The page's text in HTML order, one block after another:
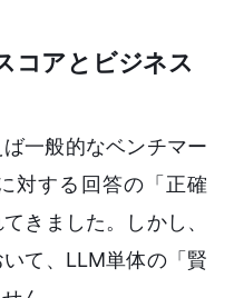
コアとビジネス
一般的なベンチマー
対する回答の「正確
きました。しかし、
て、LLM単体の「賢